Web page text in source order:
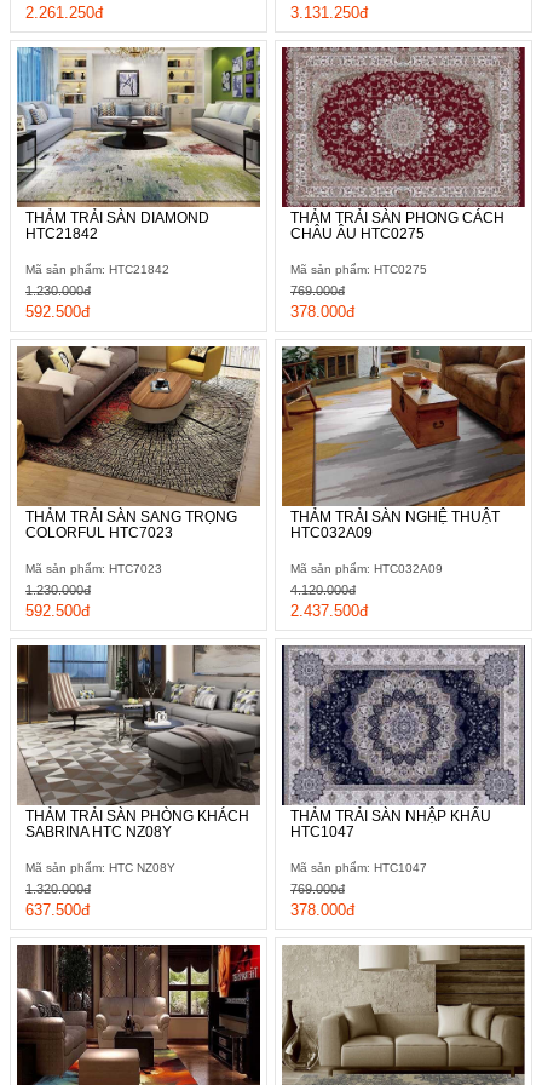
2.261.250đ 3.131.250đ
THẢM TRẢI SÀN DIAMOND
HTC21842
Mã sản phẩm: HTC21842
592.500đ
1.230.000đ
THẢM TRẢI SÀN PHONG CÁCH
CHÂU ÂU HTC0275
Mã sản phẩm: HTC0275
378.000đ
769.000đ
THẢM TRẢI SÀN SANG TRỌNG
COLORFUL HTC7023
Mã sản phẩm: HTC7023
592.500đ
1.230.000đ
THẢM TRẢI SÀN NGHỆ THUẬT
HTC032A09
Mã sản phẩm: HTC032A09
2.437.500đ
4.120.000đ
THẢM TRẢI SÀN PHÒNG KHÁCH
SABRINA HTC NZ08Y
Mã sản phẩm: HTC NZ08Y
637.500đ
1.320.000đ
THẢM TRẢI SÀN NHẬP KHẨU
HTC1047
Mã sản phẩm: HTC1047
378.000đ
769.000đ